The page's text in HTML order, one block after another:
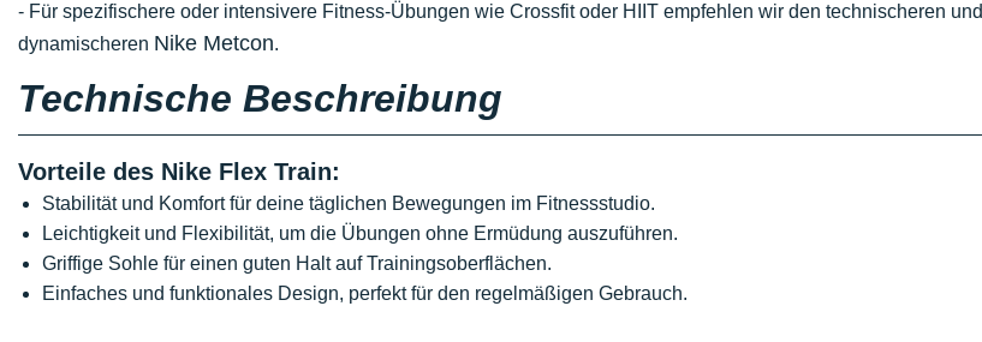
- Für spezifischere oder intensivere Fitness-Übungen wie Crossfit oder HIIT empfehlen wir den technischeren und
dynamischeren Nike Metcon.
Technische Beschreibung
Vorteile des Nike Flex Train:
Stabilität und Komfort für deine täglichen Bewegungen im Fitnessstudio.
Leichtigkeit und Flexibilität, um die Übungen ohne Ermüdung auszuführen.
Griffige Sohle für einen guten Halt auf Trainingsoberflächen.
Einfaches und funktionales Design, perfekt für den regelmäßigen Gebrauch.